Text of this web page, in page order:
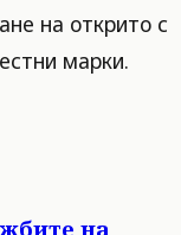
на открито с
марки.
на